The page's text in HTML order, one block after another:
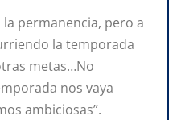
permanencia, pero a
la temporada
metas…No
nos vaya
ambiciosas”.